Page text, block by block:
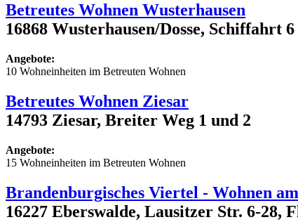
Betreutes Wohnen Wusterhausen
16868 Wusterhausen/Dosse, Schiffahrt 6
Angebote:
10 Wohneinheiten im Betreuten Wohnen
Betreutes Wohnen Ziesar
14793 Ziesar, Breiter Weg 1 und 2
Angebote:
15 Wohneinheiten im Betreuten Wohnen
Brandenburgisches Viertel - Wohnen
16227 Eberswalde, Lausitzer Str. 6-28,